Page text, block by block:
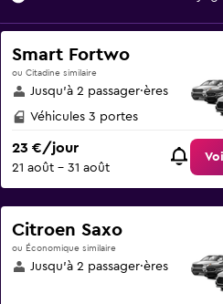
Smart Fortwo
ou Citadine similaire
Jusqu’à 2 passager·ères
Véhicules 3 portes
23 €/jour
21 août - 31 août
Citroen Saxo
ou Économique similaire
Jusqu’à 2 passager·ères